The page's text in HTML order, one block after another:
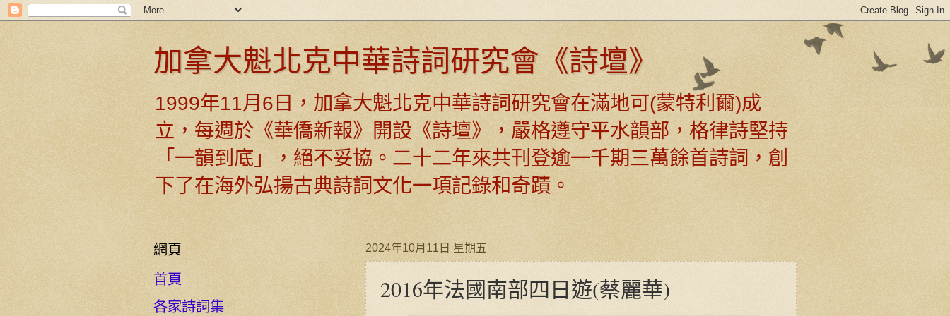
加拿大魁北克中華詩詞研究會《詩壇》
1999年11月6日，加拿大魁北克中華詩詞研究會在滿地可(蒙特利爾)成
立，每週於《華僑新報》開設《詩壇》，嚴格遵守平水韻部，格律詩堅持
「一韻到底」，絕不妥協。二十二年來共刊登逾一千期三萬餘首詩詞，創
下了在海外弘揚古典詩詞文化一項記錄和奇蹟。
2024年10月11日 星期五
2016年法國南部四日遊(蔡麗華)
網頁
首頁
各家詩詞集